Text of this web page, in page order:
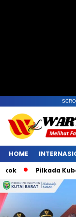
HOME
Pilkada Kubar